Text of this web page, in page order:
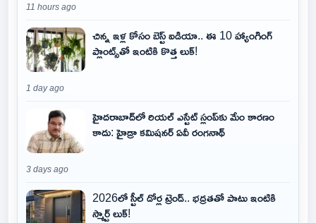
11 hours ago
చిన్న ఇళ్ల కోసం బెస్ట్ ఐడియా.. ఈ 10 హ్యాంగింగ్
ప్లాంట్స్‌తో ఇంటికి కొత్త లుక్!
1 day ago
హైదరాబాద్‌లో రియల్ ఎస్టేట్ స్లంప్‌కు మేం కారణం
కాదు: హైడ్రా కమిషనర్ ఏవీ రంగనాథ్
3 days ago
2026లో స్టీల్ డోర్ల ట్రెండ్.. భద్రతతో పాటు ఇంటికి
స్మార్ట్ లుక్!